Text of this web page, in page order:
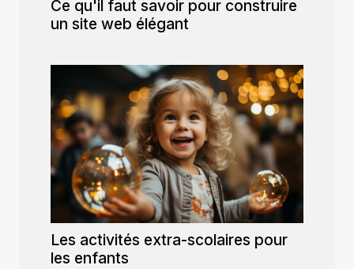
Ce qu'il faut savoir pour construire
un site web élégant
Les activités extra-scolaires pour
les enfants